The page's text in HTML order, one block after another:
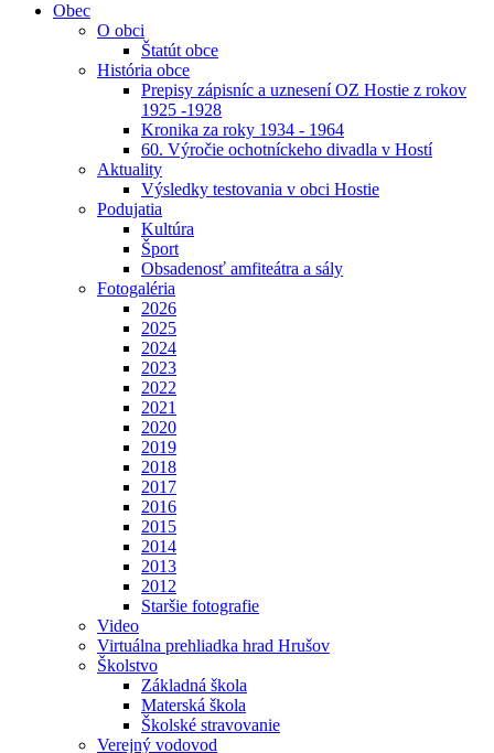
Obec
O obci
Štatút obce
História obce
Prepisy zápisníc a uznesení OZ Hostie z rokov
1925 -1928
Kronika za roky 1934 - 1964
60. Výročie ochotníckeho divadla v Hostí
Aktuality
Výsledky testovania v obci Hostie
Podujatia
Kultúra
Šport
Obsadenosť amfiteátra a sály
Fotogaléria
2026
2025
2024
2023
2022
2021
2020
2019
2018
2017
2016
2015
2014
2013
2012
Staršie fotografie
Video
Virtuálna prehliadka hrad Hrušov
Školstvo
Základná škola
Materská škola
Školské stravovanie
Verejný vodovod